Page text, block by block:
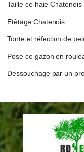
Taille de haie Chatenois
Etêtage Chatenois
Tonte et réfection de
Pose de gazon en
Dessouchage par un